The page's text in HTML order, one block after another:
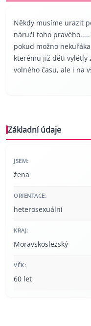
Někdy musíme urazit
náruči toho
pokud možno
kterému již děti vylétly
volného času, ale i na
Základní údaje
JSEM:
žena
ORIENTACE:
heterosexuální
KRAJ:
Moravskoslezský
VĚK:
60 let